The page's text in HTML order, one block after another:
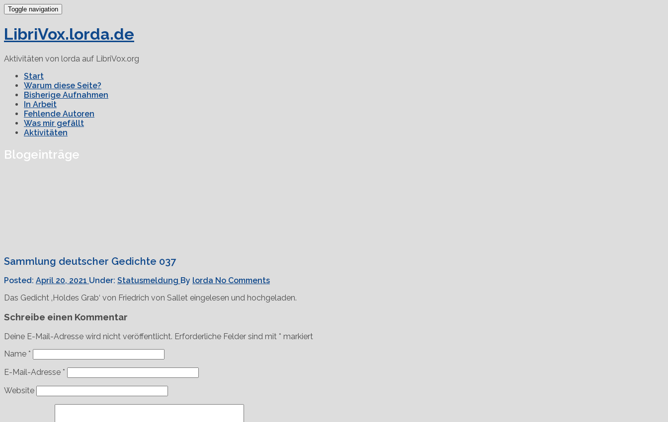
Toggle navigation
LibriVox.lorda.de
Aktivitäten von lorda auf LibriVox.org
Start
Warum diese Seite?
Bisherige Aufnahmen
In Arbeit
Fehlende Autoren
Was mir gefällt
Aktivitäten
Blogeinträge
Sammlung deutscher Gedichte 037
Posted: April 20, 2021 Under: Statusmeldung By lorda No Comments
Das Gedicht ‚Holdes Grab‘ von Friedrich von Sallet eingelesen und hochgeladen.
Schreibe einen Kommentar
Deine E-Mail-Adresse wird nicht veröffentlicht. Erforderliche Felder sind mit * markiert
Name *
E-Mail-Adresse *
Website